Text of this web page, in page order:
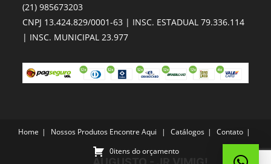
(21) 985673203
CNPJ 13.424.829/0001-63 | INSC. ESTADUAL 79.336.114
| INSC. MUNICIPAL 23.977
Home Nossos Produtos Encontre Aqui Catálogos
Contato
0itens do orçamento